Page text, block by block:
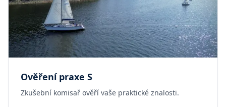
Ověření praxe S
Zkušební komisař ověří vaše praktické znalosti.